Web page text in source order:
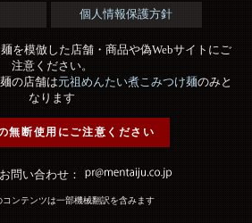
個人情報保護方針
を模倣した店舗・商品や偽Webサイトにご
注意ください。
の店舗は元祖めんたい煮こみつけ麺のみと
なります
無断使用にご注意ください
問い合わせ：
ンテンツは一部機械翻訳を含みます